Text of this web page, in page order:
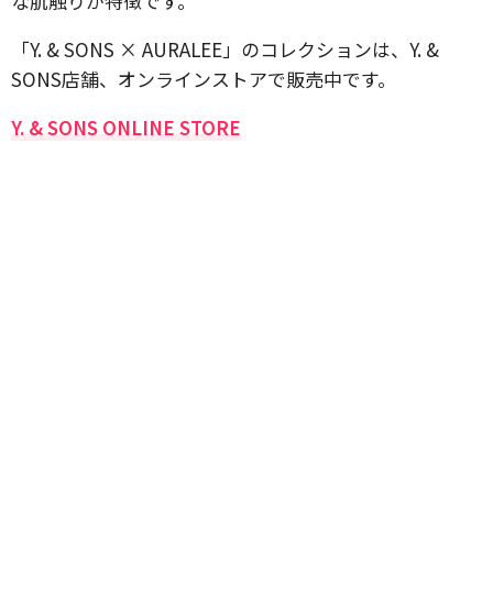
「Y. & SONS × AURALEE」のコレクションは、Y. &
SONS店舗、オンラインストアで販売中です。
Y. & SONS ONLINE STORE